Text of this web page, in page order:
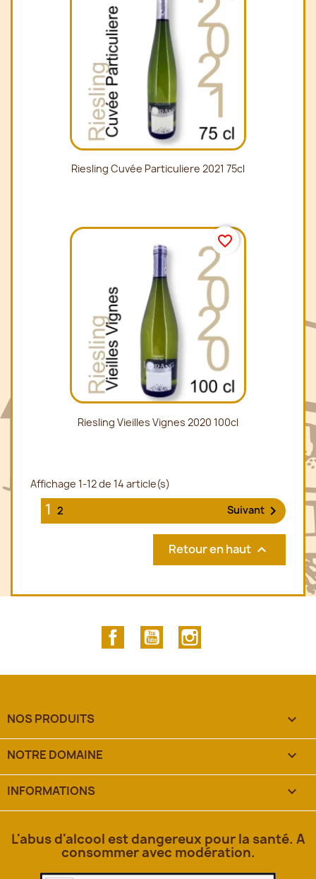
Riesling Cuvée Particuliere 2021 75cl
Riesling Vieilles Vignes 2020 100cl
favorite_border
Affichage 1-12 de 14 article(s)
12 Suivant
Retour en haut 
FacebookYouTube
NOS PRODUITS 
NOTRE DOMAINE 
INFORMATIONS keyboard_arrow_down
L'abus d'alcool est dangereux pour la santé. A
consommer avec modération.